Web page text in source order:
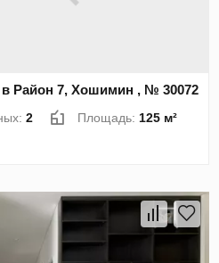
в Район 7, Хошимин , № 30072
2 Площадь: 125 м²